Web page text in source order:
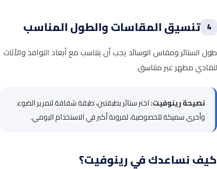
4 تنسيق المقاسات والطول المناسب
طول الستائر ومقاس الوسائد يجب أن يتناسب مع أبعاد النوافذ والأثاث
لتفادي مظهر غير متناسق.
نصيحة رينوفيت:اختر ستائر بطبقتين، طبقة شفافة لتمرير الضوء
وأخرى سميكة للخصوصية، لمرونة أكبر في الاستخدام اليومي.
كيف نساعدك في رينوفيت؟